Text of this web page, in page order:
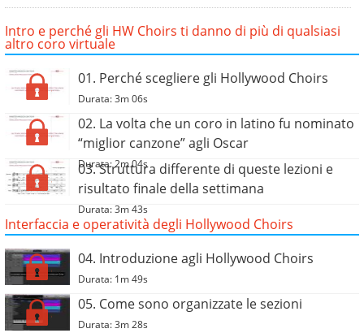
Intro e perché gli HW Choirs ti danno di più di qualsiasi
altro coro virtuale
01. Perché scegliere gli Hollywood Choirs
Durata: 3m 06s
02. La volta che un coro in latino fu nominato
“miglior canzone” agli Oscar
Durata: 2m 04s
03. Struttura differente di queste lezioni e
risultato finale della settimana
Durata: 3m 43s
Interfaccia e operatività degli Hollywood Choirs
04. Introduzione agli Hollywood Choirs
Durata: 1m 49s
05. Come sono organizzate le sezioni
Durata: 3m 28s